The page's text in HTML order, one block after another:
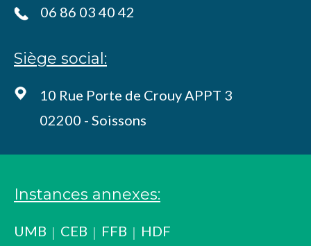
06 86 03 40 42
Instances annexes:
UMB CEB FFB
HDF
Siège social:
10 Rue Porte de Crouy APPT 3
02200 - Soissons